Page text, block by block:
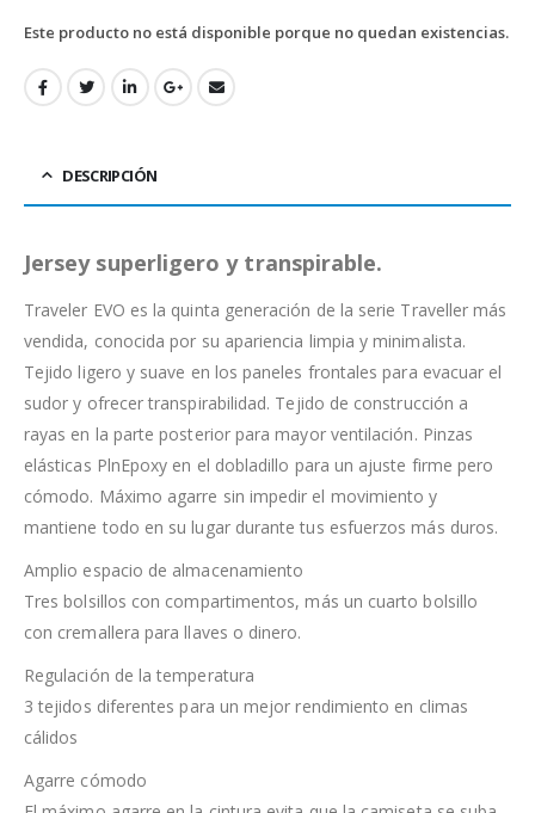
Este producto no está disponible porque no quedan existencias.
DESCRIPCIÓN
Jersey superligero y transpirable.
Traveler EVO es la quinta generación de la serie Traveller más
vendida, conocida por su apariencia limpia y minimalista.
Tejido ligero y suave en los paneles frontales para evacuar el
sudor y ofrecer transpirabilidad. Tejido de construcción a
rayas en la parte posterior para mayor ventilación. Pinzas
elásticas PlnEpoxy en el dobladillo para un ajuste firme pero
cómodo. Máximo agarre sin impedir el movimiento y
mantiene todo en su lugar durante tus esfuerzos más duros.
Amplio espacio de almacenamiento
Tres bolsillos con compartimentos, más un cuarto bolsillo
con cremallera para llaves o dinero.
Regulación de la temperatura
3 tejidos diferentes para un mejor rendimiento en climas
cálidos
Agarre cómodo